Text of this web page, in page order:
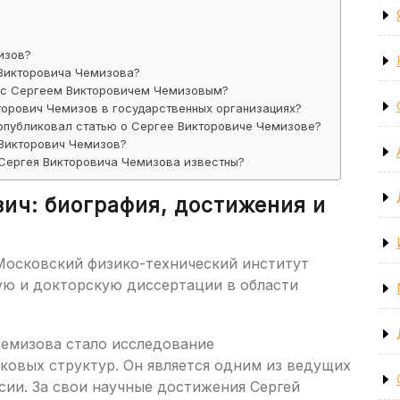
Чемизова?
Сергеем Викторовичем Чемизовым?
Чемизов в государственных организациях?
статью о Сергее Викторовиче Чемизове?
Чемизов?
Викторовича Чемизова известны?
биография, достижения и
физико-технический институт
и докторскую диссертации в области
стало исследование
структур. Он является одним из ведущих
За свои научные достижения Сергей